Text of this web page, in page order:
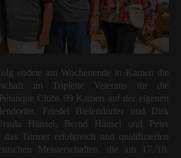
endete am Wochenende in Kamen die
im Triplette Veterans für die
Clubs 99 Kamen auf der eigenen
Friedel Bielendorfer und Dirk
Hänsel, Bernd Hänsel und Peter
das Turnier erfolgreich und qualifizierten
Meisterschaften, die am 17./18.